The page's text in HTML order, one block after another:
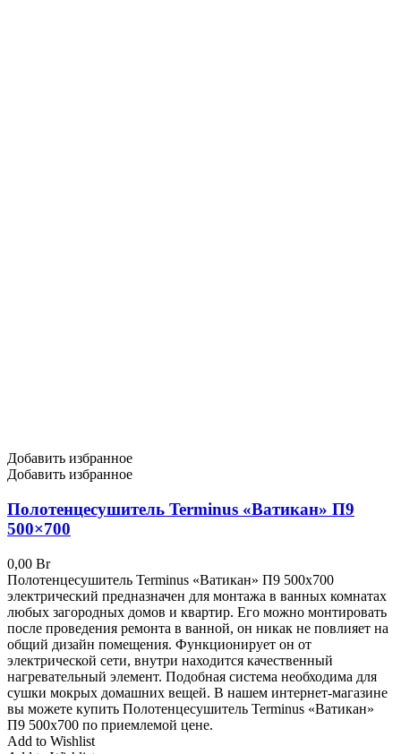
Добавить избранное
Добавить избранное
Полотенцесушитель Terminus «Ватикан» П9
500×700
0,00 Br
Полотенцесушитель Terminus «Ватикан» П9 500x700
электрический предназначен для монтажа в ванных комнатах
любых загородных домов и квартир. Его можно монтировать
после проведения ремонта в ванной, он никак не повлияет на
общий дизайн помещения. Функционирует он от
электрической сети, внутри находится качественный
нагревательный элемент. Подобная система необходима для
сушки мокрых домашних вещей. В нашем интернет-магазине
вы можете купить Полотенцесушитель Terminus «Ватикан»
П9 500x700 по приемлемой цене.
Add to Wishlist